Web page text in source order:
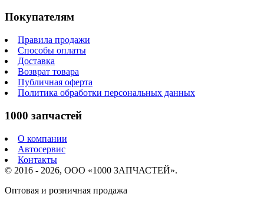
Покупателям
Правила продажи
Способы оплаты
Доставка
Возврат товара
Публичная оферта
Политика обработки персональных данных
1000 запчастей
О компании
Автосервис
Контакты
© 2016 - 2026, ООО «1000 ЗАПЧАСТЕЙ».
Оптовая и розничная продажа